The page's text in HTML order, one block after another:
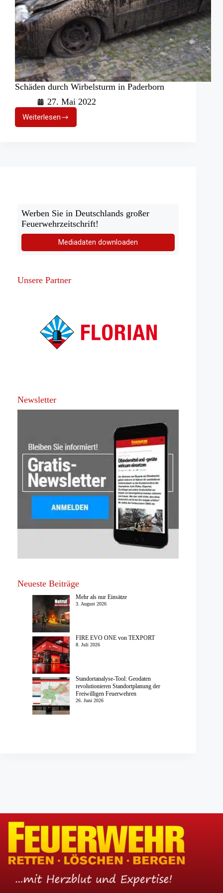
Schäden durch Wirbelsturm in Paderborn
27. Mai 2022
Weiterlesen
Schäden
durch
Werben Sie in Deutschlands großer
Feuerwehrzeitschrift!
Mediadaten downloaden
Unsere Partner
Newsletter
Neueste Beiträge
Mehr als nur Einsätze
3. August 2026
FIRE EVO ONE von TEXPORT
8. Juli 2026
Standortanalyse-Tool: Geodaten
revolutionieren Standortplanung der
Freiwilligen Feuerwehren
26. Juni 2026